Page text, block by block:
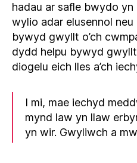
hadau ar safle bwydo
wylio adar elusennol
bywyd gwyllt o’ch
dydd helpu bywyd
diogelu eich lles a’ch
I mi, mae iechyd
mynd law yn llaw
yn wir. Gwyliwch a